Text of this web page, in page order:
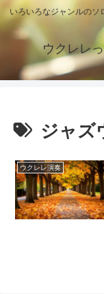
いろいろなジャンルのソ
ウクレレ
ジャズ
ウクレレ演奏